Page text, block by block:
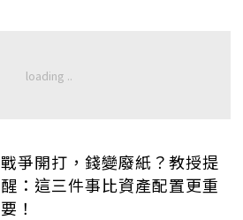
戰爭開打，錢變廢紙？教授提
醒：這三件事比資產配置更重
要！